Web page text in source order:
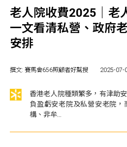
老人院收費2025｜老
一文看清私營、政府
安排
撰文: 賽馬會656照顧者好幫搜 2025-07-
香港老人院種類繁多，有津助
負盈虧安老院及私營安老院，
構、非牟...